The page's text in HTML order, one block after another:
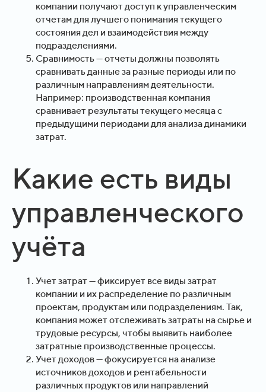
компании получают доступ к управленческим
отчетам для лучшего понимания текущего
состояния дел и взаимодействия между
подразделениями.
Сравнимость — отчеты должны позволять
сравнивать данные за разные периоды или по
различным направлениям деятельности.
Например: производственная компания
сравнивает результаты текущего месяца с
предыдущими периодами для анализа динамики
затрат.
Какие есть виды
управленческого
учёта
Учет затрат — фиксирует все виды затрат
компании и их распределение по различным
проектам, продуктам или подразделениям. Так,
компания может отслеживать затраты на сырье и
трудовые ресурсы, чтобы выявить наиболее
затратные производственные процессы.
Учет доходов — фокусируется на анализе
источников доходов и рентабельности
различных продуктов или направлений